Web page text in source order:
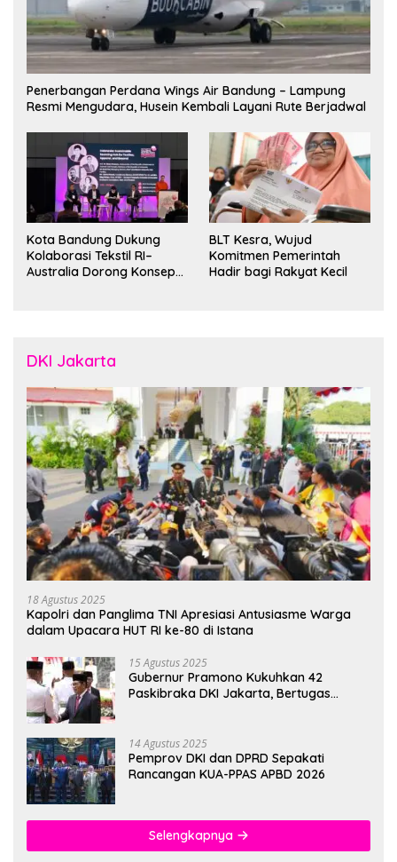
Penerbangan Perdana Wings Air Bandung – Lampung
Resmi Mengudara, Husein Kembali Layani Rute Berjadwal
Kota Bandung Dukung
Kolaborasi Tekstil RI–
Australia Dorong Konsep
BLT Kesra, Wujud
Komitmen Pemerintah
Hadir bagi Rakyat Kecil
DKI Jakarta
18 Agustus 2025
Kapolri dan Panglima TNI Apresiasi Antusiasme Warga
dalam Upacara HUT RI ke-80 di Istana
15 Agustus 2025
Gubernur Pramono Kukuhkan 42
Paskibraka DKI Jakarta, Bertugas
14 Agustus 2025
Pemprov DKI dan DPRD Sepakati
Rancangan KUA-PPAS APBD 2026
Selengkapnya